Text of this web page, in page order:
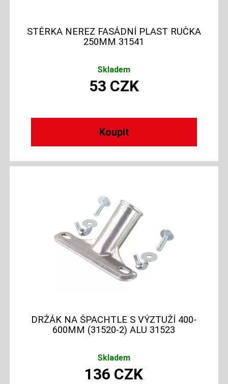
STĚRKA NEREZ FASÁDNÍ PLAST RUČKA
250MM 31541
Skladem
53 CZK
DRŽÁK NA ŠPACHTLE S VÝZTUŽÍ 400-
600MM (31520-2) ALU 31523
Skladem
136 CZK